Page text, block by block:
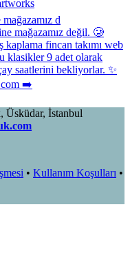
d
Üsküdar, İstanbul
• Kullanım Koşulları •